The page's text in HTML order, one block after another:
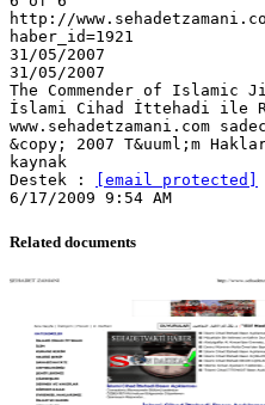
[email protected]
Related documents